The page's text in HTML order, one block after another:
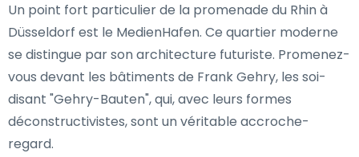
Un point fort particulier de la promenade du Rhin à
Düsseldorf est le MedienHafen. Ce quartier moderne
se distingue par son architecture futuriste. Promenez-
vous devant les bâtiments de Frank Gehry, les soi-
disant "Gehry-Bauten", qui, avec leurs formes
déconstructivistes, sont un véritable accroche-
regard.